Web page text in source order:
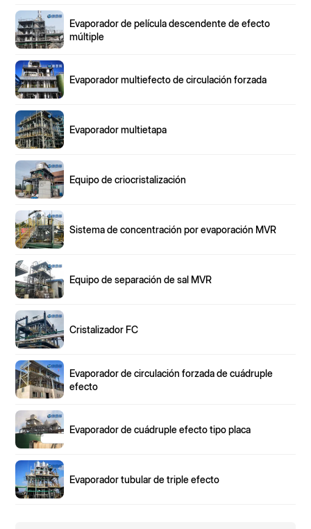
Evaporador de película descendente de efecto
múltiple
Evaporador multiefecto de circulación forzada
Evaporador multietapa
Equipo de criocristalización
Sistema de concentración por evaporación MVR
Equipo de separación de sal MVR
Cristalizador FC
Evaporador de circulación forzada de cuádruple
efecto
Evaporador de cuádruple efecto tipo placa
Evaporador tubular de triple efecto